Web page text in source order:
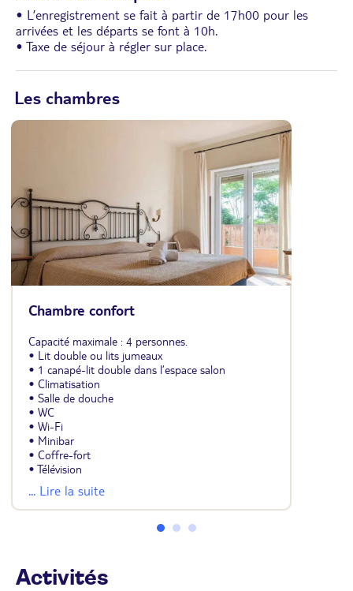
• L’enregistrement se fait à partir de 17h00 pour les
arrivées et les départs se font à 10h.
• Taxe de séjour à régler sur place.
Les chambres
Chambre confort
Capacité maximale : 4 personnes.
• Lit double ou lits jumeaux
• 1 canapé-lit double dans l’espace salon
• Climatisation
• Salle de douche
• WC
• Wi-Fi
• Minibar
• Coffre-fort
• Télévision
• Sèche-cheveux
... Lire la suite
Activités